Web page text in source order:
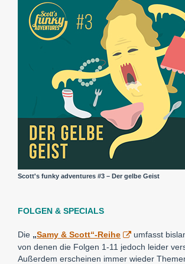
Scott's funky adventures #3 – Der gelbe Geist
FOLGEN & SPECIALS
Die „Samy & Scott“-Reihe
umfasst
von denen die Folgen 1-11 jedoch leider
Außerdem erscheinen immer wieder